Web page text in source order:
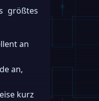
größtes
an
an,
kurz